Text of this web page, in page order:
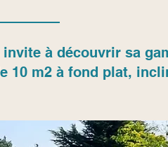
à découvrir sa
10 m2 à fond plat,